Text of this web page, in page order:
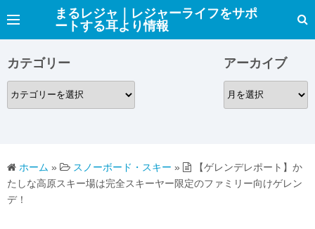
ン
ン
ツ
プ
まるレジャ｜レジャーライフをサポ
ートする耳より情報
カテゴリー
カ
テ
ー
アーカイブ
ア
ー
ブ
ホーム » スノーボード・スキー »
【ゲレンデレポート】か
たしな高原スキー場は完全スキーヤー限定のファミリー向けゲレン
デ！